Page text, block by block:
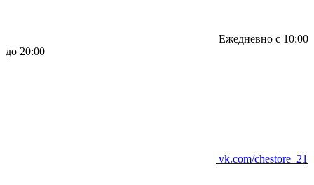
Ежедневно с 10:00
до 20:00
vk.com/chestore_21